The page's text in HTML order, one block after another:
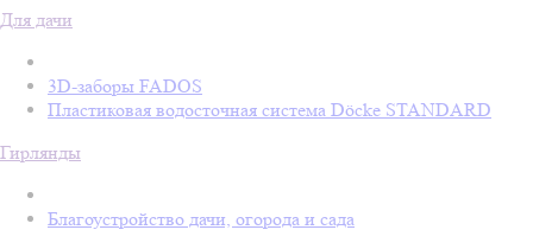
Для дачи
3D-заборы FADOS
Пластиковая водосточная система Döcke STANDARD
Гирлянды
Благоустройство дачи, огорода и сада